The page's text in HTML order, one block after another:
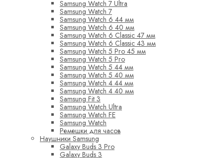
Samsung Watch 7 Ultra
Samsung Watch 7
Samsung Watch 6 44 мм
Samsung Watch 6 40 мм
Samsung Watch 6 Classic 47 мм
Samsung Watch 6 Classic 43 мм
Samsung Watch 5 Pro 45 мм
Samsung Watch 5 Pro
Samsung Watch 5 44 мм
Samsung Watch 5 40 мм
Samsung Watch 4 44 мм
Samsung Watch 4 40 мм
Samsung Fit 3
Samsung Watch Ultra
Samsung Watch FE
Samsung Watch
Ремешки для часов
Наушники Samsung
Galaxy Buds 3 Pro
Galaxy Buds 3